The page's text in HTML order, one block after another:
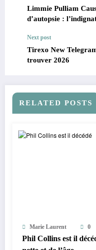
Limmie Pulliam
d’autopsie :
Next post
Tirexo New
trouver 2026
RELATED POSTS
Marie Laurent 0
Phil Collins est il